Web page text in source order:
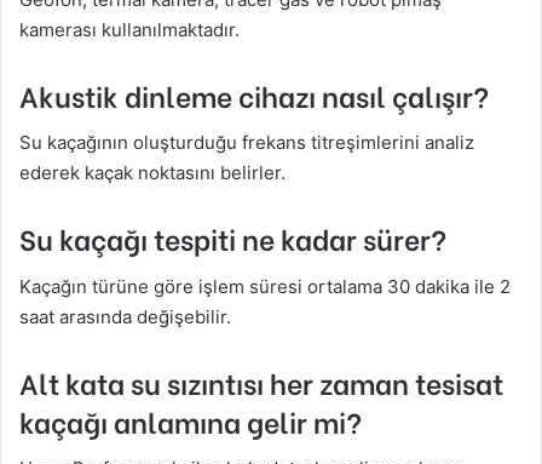
kamerası kullanılmaktadır.
Akustik dinleme cihazı nasıl çalışır?
Su kaçağının oluşturduğu frekans titreşimlerini analiz
ederek kaçak noktasını belirler.
Su kaçağı tespiti ne kadar sürer?
Kaçağın türüne göre işlem süresi ortalama 30 dakika ile 2
saat arasında değişebilir.
Alt kata su sızıntısı her zaman tesisat
kaçağı anlamına gelir mi?